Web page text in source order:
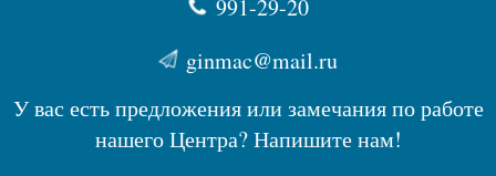
991-29-20
ginmac@mail.ru
У вас есть предложения или замечания по работе
нашего Центра? Напишите нам!